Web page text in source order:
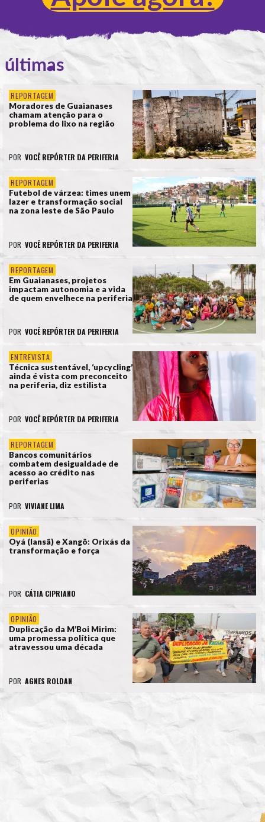
últimas
REPORTAGEM
Moradores de Guaianases
chamam atenção para o
problema do lixo na região
POR VOCÊ REPÓRTER DA PERIFERIA
REPORTAGEM
Futebol de várzea: times unem
lazer e transformação social
na zona leste de São Paulo
POR VOCÊ REPÓRTER DA PERIFERIA
REPORTAGEM
Em Guaianases, projetos
impactam autonomia e a vida
de quem envelhece na periferia
POR VOCÊ REPÓRTER DA PERIFERIA
ENTREVISTA
Técnica sustentável, ‘upcycling’
ainda é vista com preconceito
na periferia, diz estilista
POR VOCÊ REPÓRTER DA PERIFERIA
REPORTAGEM
Bancos comunitários
combatem desigualdade de
acesso ao crédito nas
periferias
POR VIVIANE LIMA
OPINIÃO
Oyá (Iansã) e Xangô: Orixás da
transformação e força
POR CÁTIA CIPRIANO
OPINIÃO
Duplicação da M’Boi Mirim:
uma promessa política que
atravessou uma década
POR AGNES ROLDAN